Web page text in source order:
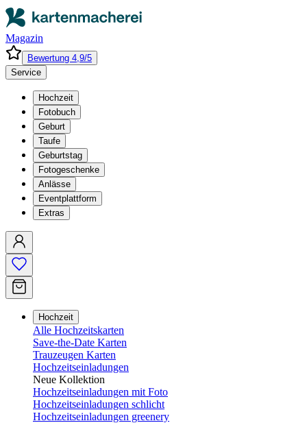
Magazin
Bewertung 4,9/5
Service
Hochzeit
Fotobuch
Geburt
Taufe
Geburtstag
Fotogeschenke
Anlässe
Eventplattform
Extras
Hochzeit
Alle Hochzeitskarten
Save-the-Date Karten
Trauzeugen Karten
Hochzeitseinladungen
Neue Kollektion
Hochzeitseinladungen mit Foto
Hochzeitseinladungen schlicht
Hochzeitseinladungen greenery